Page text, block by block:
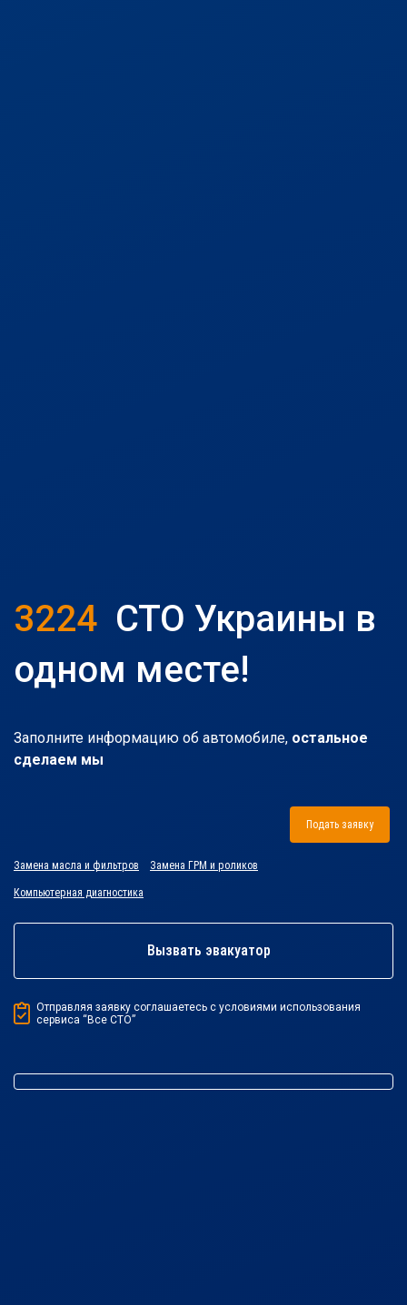
3224 СТО Украины в
одном месте!
Заполните информацию об автомобиле, остальное
сделаем мы
Подать заявку
Замена масла и фильтров Замена ГРМ и роликов
Компьютерная диагностика
Вызвать эвакуатор
Отправляя заявку соглашаетесь с условиями использования
сервиса “Все СТО”